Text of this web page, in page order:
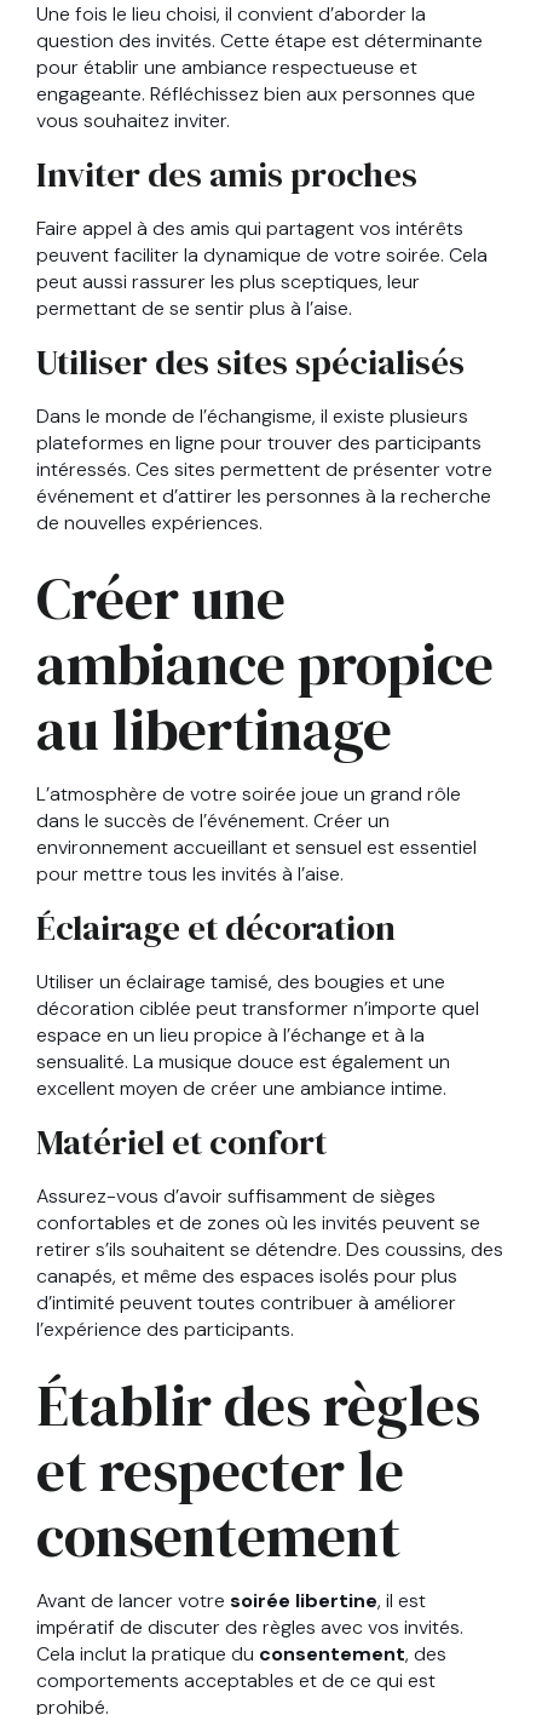
Une fois le lieu choisi, il convient d’aborder la
question des invités. Cette étape est déterminante
pour établir une ambiance respectueuse et
engageante. Réfléchissez bien aux personnes que
vous souhaitez inviter.
Inviter des amis proches
Faire appel à des amis qui partagent vos intérêts
peuvent faciliter la dynamique de votre soirée. Cela
peut aussi rassurer les plus sceptiques, leur
permettant de se sentir plus à l’aise.
Utiliser des sites spécialisés
Dans le monde de l’échangisme, il existe plusieurs
plateformes en ligne pour trouver des participants
intéressés. Ces sites permettent de présenter votre
événement et d’attirer les personnes à la recherche
de nouvelles expériences.
Créer une
ambiance propice
au libertinage
L’atmosphère de votre soirée joue un grand rôle
dans le succès de l’événement. Créer un
environnement accueillant et sensuel est essentiel
pour mettre tous les invités à l’aise.
Éclairage et décoration
Utiliser un éclairage tamisé, des bougies et une
décoration ciblée peut transformer n’importe quel
espace en un lieu propice à l’échange et à la
sensualité. La musique douce est également un
excellent moyen de créer une ambiance intime.
Matériel et confort
Assurez-vous d’avoir suffisamment de sièges
confortables et de zones où les invités peuvent se
retirer s’ils souhaitent se détendre. Des coussins, des
canapés, et même des espaces isolés pour plus
d’intimité peuvent toutes contribuer à améliorer
l’expérience des participants.
Établir des règles
et respecter le
consentement
Avant de lancer votre soirée libertine, il est
impératif de discuter des règles avec vos invités.
Cela inclut la pratique du consentement, des
comportements acceptables et de ce qui est
prohibé.